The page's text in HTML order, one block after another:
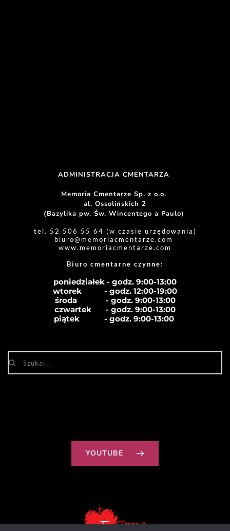
ADMINISTRACJA CMENTARZA
Memoria Cmentarze Sp. z o.o.
al. Ossolińskich 2
(Bazylika pw. Św. Wincentego a Paulo)
tel. 52 506 55 64 (w czasie urzędowania)
biuro@memoriacmentarze.com
www.memoriacmentarze.com
Biuro cmentarne czynne:
poniedziałek - godz. 9:00-13:00
wtorek           - godz. 12:00-19:00
środa              - godz. 9:00-13:00
czwartek       - godz. 9:00-13:00
piątek            - godz. 9:00-13:00
YOUTUBE